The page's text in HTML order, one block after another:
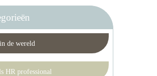
de wereld
HR professional